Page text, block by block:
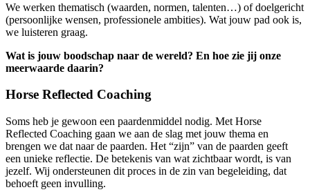
We werken thematisch (waarden, normen, talenten…) of doelgericht
(persoonlijke wensen, professionele ambities). Wat jouw pad ook is,
we luisteren graag.
Wat is jouw boodschap naar de wereld? En hoe zie jij onze
meerwaarde daarin?
Horse Reflected Coaching
Soms heb je gewoon een paardenmiddel nodig. Met Horse
Reflected Coaching gaan we aan de slag met jouw thema en
brengen we dat naar de paarden. Het “zijn” van de paarden geeft
een unieke reflectie. De betekenis van wat zichtbaar wordt, is van
jezelf. Wij ondersteunen dit proces in de zin van begeleiding, dat
behoeft geen invulling.